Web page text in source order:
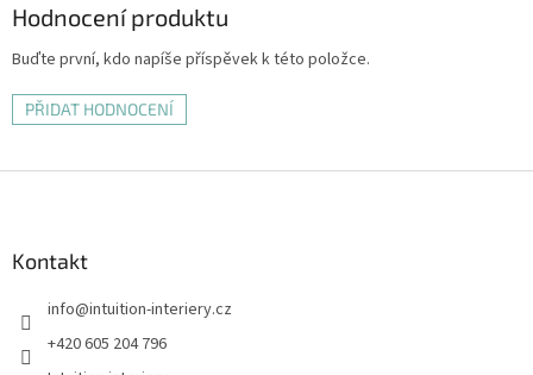
Hodnocení produktu
Buďte první, kdo napíše příspěvek k této položce.
PŘIDAT HODNOCENÍ
Kontakt
info@intuition-interiery.cz
+420 605 204 796